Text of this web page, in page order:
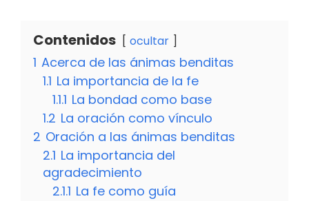
Contenidos ocultar
1 Acerca de las ánimas benditas
1.1 La importancia de la fe
1.1.1 La bondad como base
1.2 La oración como vínculo
2 Oración a las ánimas benditas
2.1 La importancia del
agradecimiento
2.1.1 La fe como guía